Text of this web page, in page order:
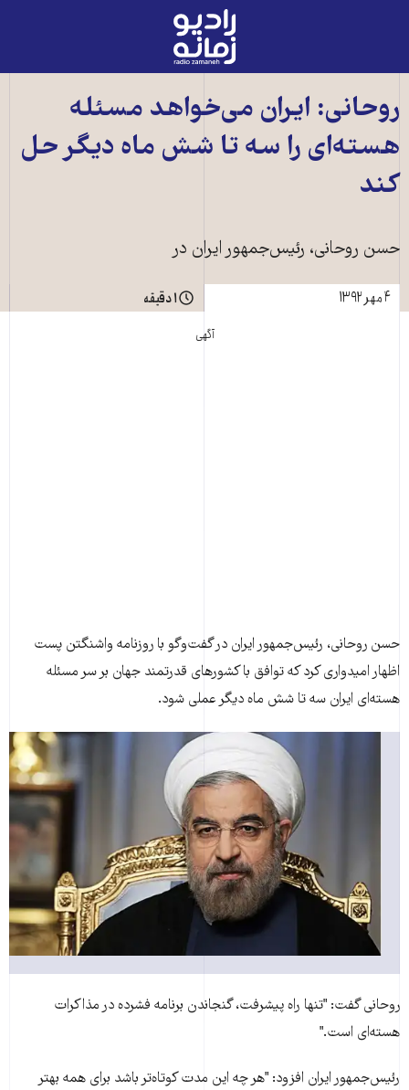
رادیو
زمانه
صفحه
اصلی
روحانی: ايران می‌خواهد مسئله
هسته‌ای را سه تا شش ماه ديگر حل
کند
حسن روحانی، رئيس‌جمهور ايران در
۴ مهر ۱۳۹۲
۱ دقیقه
آگهی
حسن روحانی، رئيس‌جمهور ايران در گفت‌وگو با روزنامه واشنگتن پست
اظهار اميدواری کرد که توافق با کشورهای قدرتمند جهان بر سر مسئله
هسته‌ای ايران سه تا شش ماه ديگر عملی شود.
روحانی گفت: "تنها راه پيشرفت، گنجاندن برنامه فشرده در مذاکرات
هسته‌ای است."
رئيس‌جمهور ايران افزود: "هر چه اين مدت کوتاه‌تر باشد برای همه بهتر